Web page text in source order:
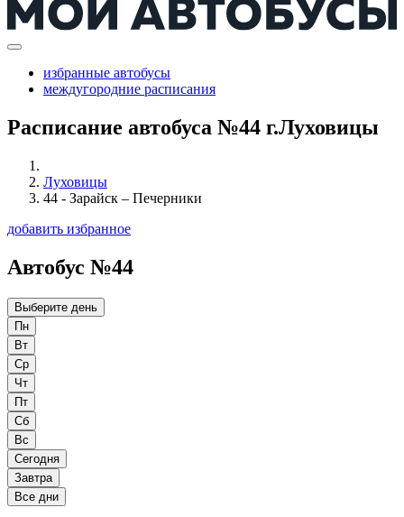
избранные автобусы
междугородние расписания
Расписание автобуса №44 г.Луховицы
Луховицы
44 - Зарайск – Печерники
добавить избранное
Автобус №44
Выберите день
Пн
Вт
Ср
Чт
Пт
Сб
Вс
Сегодня
Завтра
Все дни